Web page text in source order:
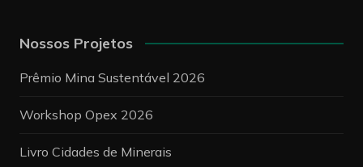
Nossos Projetos
Prêmio Mina Sustentável 2026
Workshop Opex 2026
Livro Cidades de Minerais